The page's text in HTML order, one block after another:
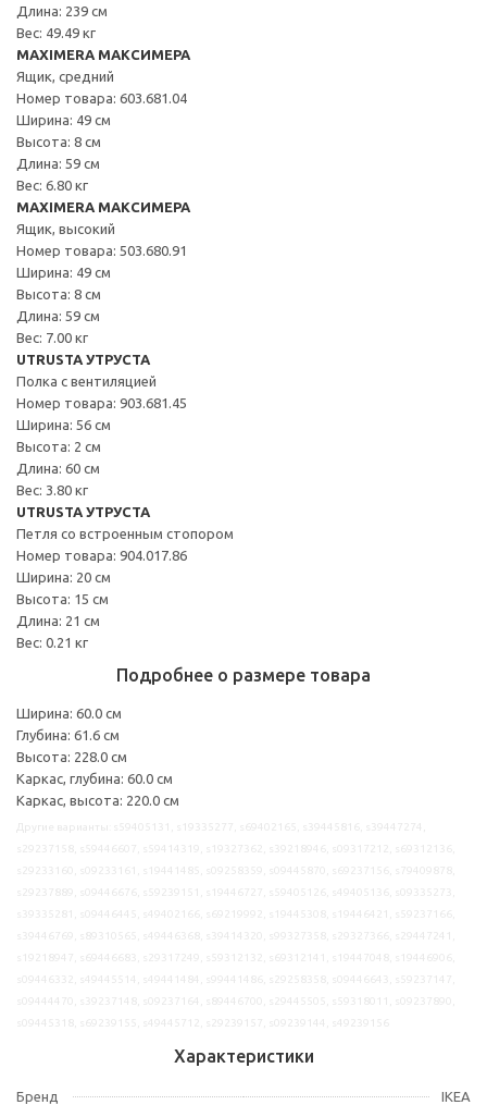
Длина: 239 см
Вес: 49.49 кг
MAXIMERA МАКСИМЕРА
Ящик, средний
Номер товара: 603.681.04
Ширина: 49 см
Высота: 8 см
Длина: 59 см
Вес: 6.80 кг
MAXIMERA МАКСИМЕРА
Ящик, высокий
Номер товара: 503.680.91
Ширина: 49 см
Высота: 8 см
Длина: 59 см
Вес: 7.00 кг
UTRUSTA УТРУСТА
Полка с вентиляцией
Номер товара: 903.681.45
Ширина: 56 см
Высота: 2 см
Длина: 60 см
Вес: 3.80 кг
UTRUSTA УТРУСТА
Петля со встроенным стопором
Номер товара: 904.017.86
Ширина: 20 см
Высота: 15 см
Длина: 21 см
Вес: 0.21 кг
Подробнее о размере товара
Ширина: 60.0 см
Глубина: 61.6 см
Высота: 228.0 см
Каркас, глубина: 60.0 см
Каркас, высота: 220.0 см
Характеристики
Бренд IKEA